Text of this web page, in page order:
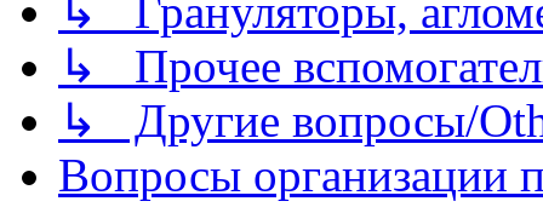
↳ Грануляторы,
↳ Прочее
↳ Другие вопросы/
Вопросы организации